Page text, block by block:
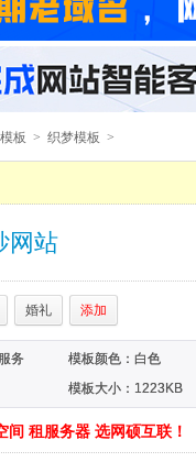
板 > 织梦模板 >
网站
婚礼 添加
务 模板颜色： 白色
模板大小：1223KB
间 租服务器 选网硕互联！